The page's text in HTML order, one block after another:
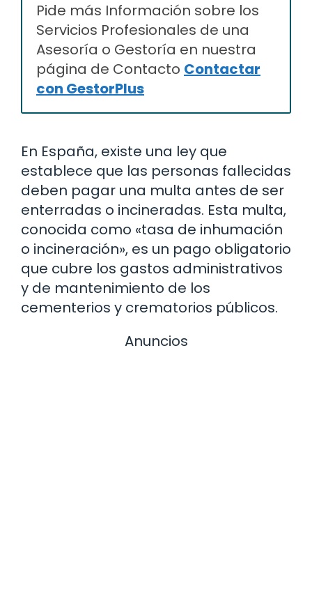
Pide más Información sobre los
Servicios Profesionales de una
Asesoría o Gestoría en nuestra
página de Contacto Contactar
con GestorPlus
En España, existe una ley que
establece que las personas fallecidas
deben pagar una multa antes de ser
enterradas o incineradas. Esta multa,
conocida como «tasa de inhumación
o incineración», es un pago obligatorio
que cubre los gastos administrativos
y de mantenimiento de los
cementerios y crematorios públicos.
Anuncios